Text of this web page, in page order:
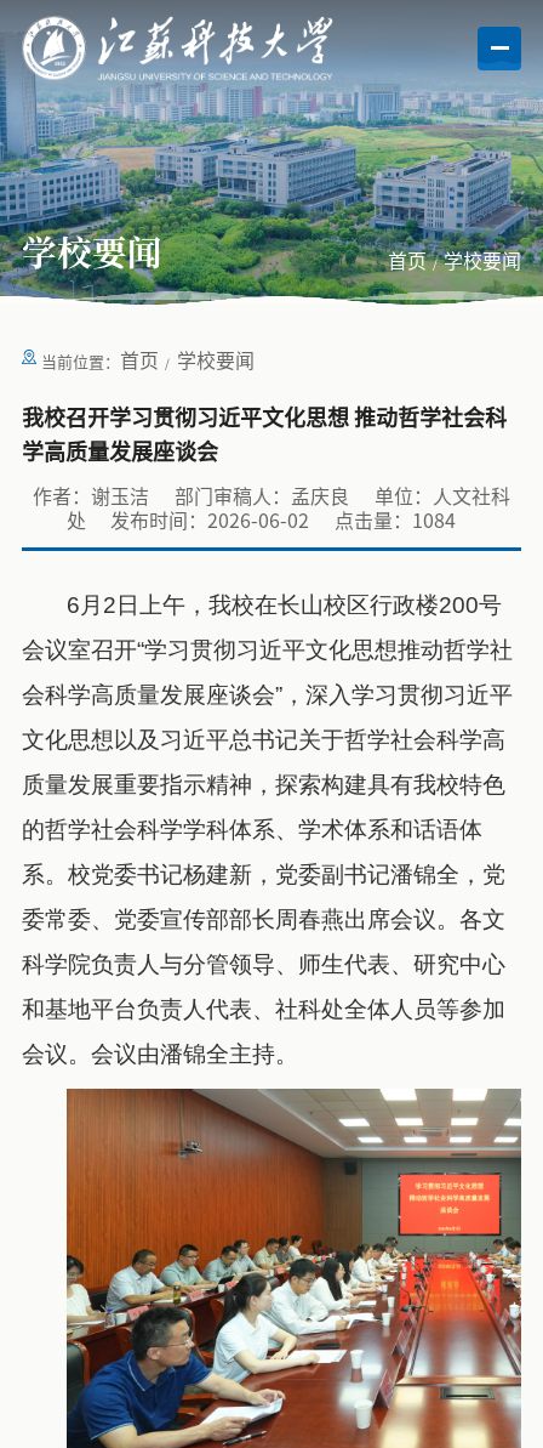
学校要闻 首页 学校要闻
当前位置： 首页 学校要闻
我校召开学习贯彻习近平文化思想 推动哲学社会科
学高质量发展座谈会
作者：谢玉洁 部门审稿人：孟庆良
单位：人文社科
处
发布时间：2026-06-02 点击量： 1084
6月2日上午，我校在长山校区行政楼200号
会议室召开“学习贯彻习近平文化思想推动哲学社
会科学高质量发展座谈会”，深入学习贯彻习近平
文化思想以及习近平总书记关于哲学社会科学高
质量发展重要指示精神，探索构建具有我校特色
的哲学社会科学学科体系、学术体系和话语体
系。校党委书记杨建新，党委副书记潘锦全，党
委常委、党委宣传部部长周春燕出席会议。各文
科学院负责人与分管领导、师生代表、研究中心
和基地平台负责人代表、社科处全体人员等参加
会议。会议由潘锦全主持。